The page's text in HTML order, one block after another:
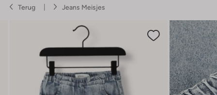
Terug Jeans Meisjes